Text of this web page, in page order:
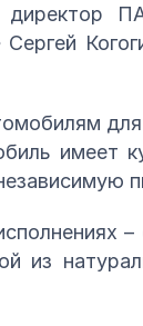
директор
имеет
из